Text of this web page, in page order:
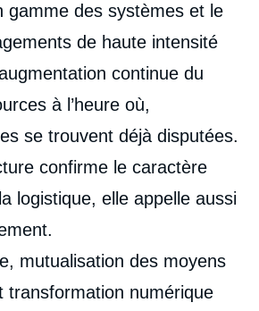
gamme des systèmes et le
de haute intensité
continue du
à l’heure où,
se trouvent déjà disputées.
confirme le caractère
logistique, elle appelle aussi
mutualisation des moyens
transformation numérique